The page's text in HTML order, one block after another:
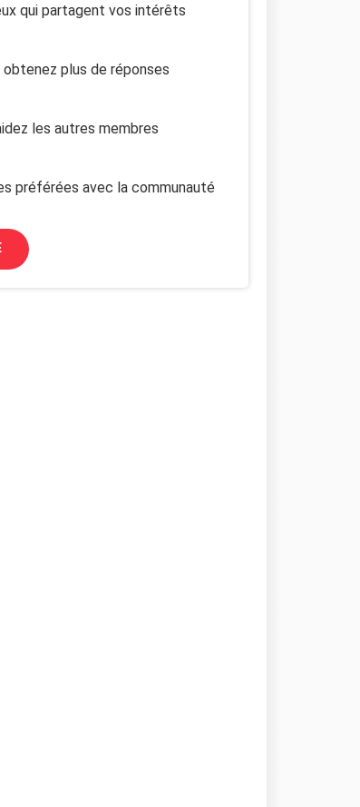
qui partagent vos intérêts
plus de réponses
les autres membres
préférées avec la communauté